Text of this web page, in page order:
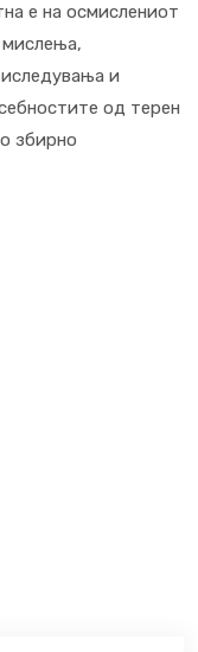
е на осмислениот
мислења,
и
од терен
збирно